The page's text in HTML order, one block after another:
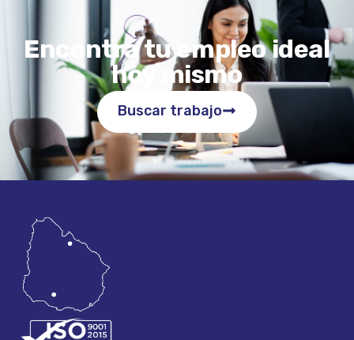
Encontrá tu empleo ideal
hoy mismo
Buscar trabajo